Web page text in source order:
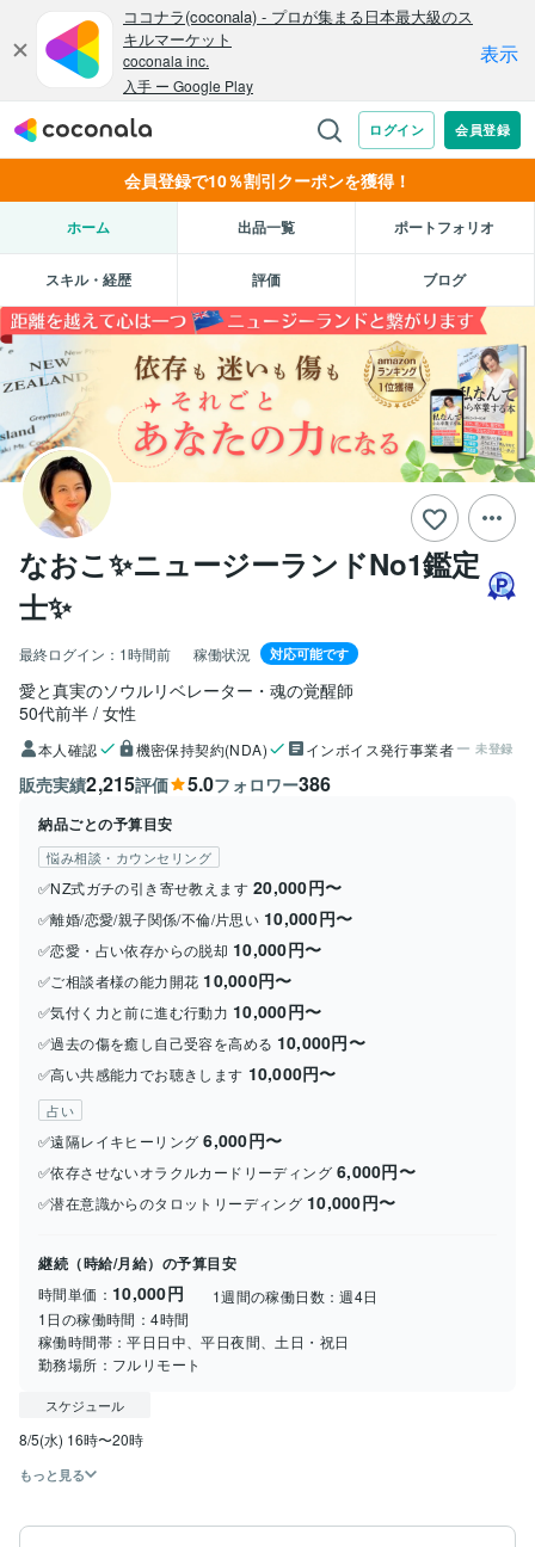
会員登録で10％割引クーポンを獲得！
ホーム 出品一覧 ポートフォリオ
スキル・経歴 評価 ブログ
なおこ✨ニュージーランドNo1鑑定
士✨
最終ログイン： 1時間前 稼働状況 対応可能です
愛と真実のソウルリベレーター・魂の覚醒師
50代前半 女性
本人確認 機密保持契約(NDA) インボイス発行事業者 未登録
販売実績2,215評価 5.0フォロワー386
納品ごとの予算目安
悩み相談・カウンセリング
✅NZ式ガチの引き寄せ教えます 20,000円〜
✅離婚/恋愛/親子関係/不倫/片思い 10,000円〜
✅恋愛・占い依存からの脱却 10,000円〜
✅ご相談者様の能力開花 10,000円〜
✅気付く力と前に進む行動力 10,000円〜
✅過去の傷を癒し自己受容を高める 10,000円〜
✅高い共感能力でお聴きします 10,000円〜
占い
✅遠隔レイキヒーリング 6,000円〜
✅依存させないオラクルカードリーディング 6,000円〜
✅潜在意識からのタロットリーディング 10,000円〜
継続（時給/月給）の予算目安
時間単価： 10,000円 1週間の稼働日数：週4日
1日の稼働時間：4時間
稼働時間帯：平日日中、平日夜間、土日・祝日
勤務場所： フルリモート
スケジュール
8/5(水) 16時〜20時
もっと見る